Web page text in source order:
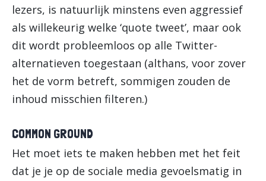
lezers, is natuurlijk minstens even aggressief
als willekeurig welke ‘quote tweet’, maar ook
dit wordt probleemloos op alle Twitter-
alternatieven toegestaan (althans, voor zover
het de vorm betreft, sommigen zouden de
inhoud misschien filteren.)
COMMON GROUND
Het moet iets te maken hebben met het feit
dat je je op de sociale media gevoelsmatig in